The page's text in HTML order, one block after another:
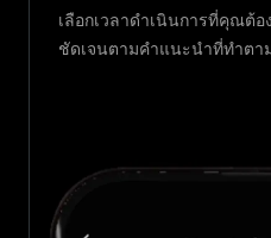
เลือกเวลาดำเนินการที่คุณต้
ชัดเจนตามคำแนะนำที่ทำตา